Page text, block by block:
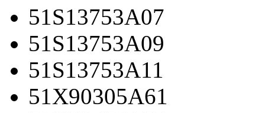
51S13753A07
51S13753A09
51S13753A11
51X90305A61